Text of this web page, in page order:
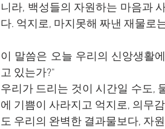
니라, 백성들의 자원하는 마음과
다. 억지로, 마지못해 짜낸 재물로
이 말씀은 오늘 우리의 신앙생활
고 있는가?"
우리가 드리는 것이 시간일 수도,
에 기쁨이 사라지고 억지로, 의무
도 우리의 완벽한 결과물보다, 자